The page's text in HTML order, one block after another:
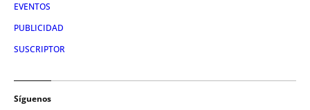
EVENTOS
PUBLICIDAD
SUSCRIPTOR
Síguenos